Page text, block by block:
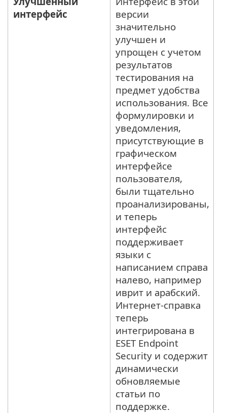
интерфейс
версии
значительно
улучшен и
упрощен с учетом
результатов
тестирования на
предмет удобства
использования. Все
формулировки и
уведомления,
присутствующие в
графическом
интерфейсе
пользователя,
были тщательно
проанализированы,
и теперь
интерфейс
поддерживает
языки с
написанием справа
налево, например
иврит и арабский.
Интернет-справка
теперь
интегрирована в
ESET Endpoint
Security и содержит
динамически
обновляемые
статьи по
поддержке.